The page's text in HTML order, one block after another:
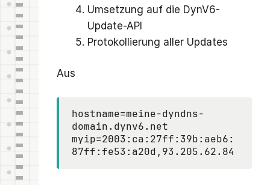
Umsetzung auf die DynV6-
Update-API
Protokollierung aller Updates
Aus
hostname=meine-dyndns-
domain.dynv6.net
myip=2003:ca:27ff:39b:aeb6:
87ff:fe53:a20d,93.205.62.84